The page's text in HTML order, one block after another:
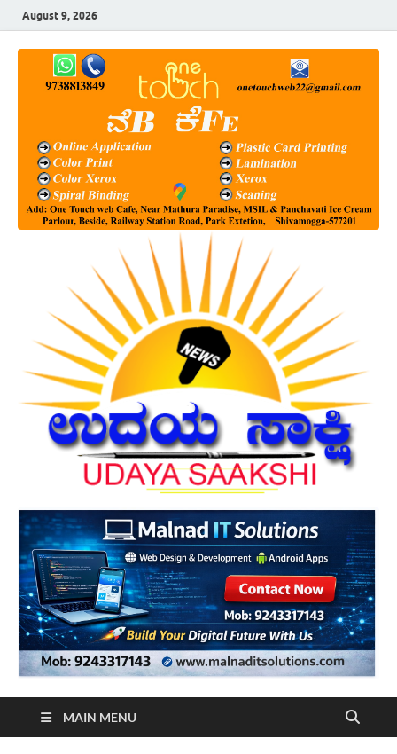
August 9, 2026
MAIN MENU